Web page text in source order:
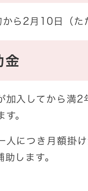
ら2月10日（た
金
入してから満2
す。
につき月額掛
助します。